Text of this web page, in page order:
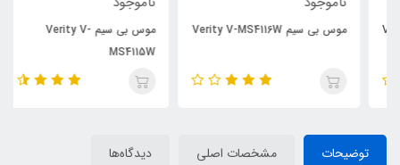
موس بی سیم Verity V-MS4116W
موس بی سیم Verity V-
MS4115W
توضیحات مشخصات اصلی دیدگاه‌ها